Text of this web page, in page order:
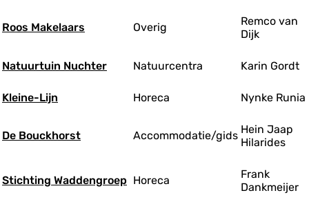
Roos Makelaars Overig
Remco van
Dijk
Natuurtuin Nuchter Natuurcentra Karin Gordt
Kleine-Lijn Horeca Nynke Runia
De Bouckhorst Accommodatie/gids Hein Jaap
Hilarides
Stichting Waddengroep Horeca
Frank
Dankmeijer